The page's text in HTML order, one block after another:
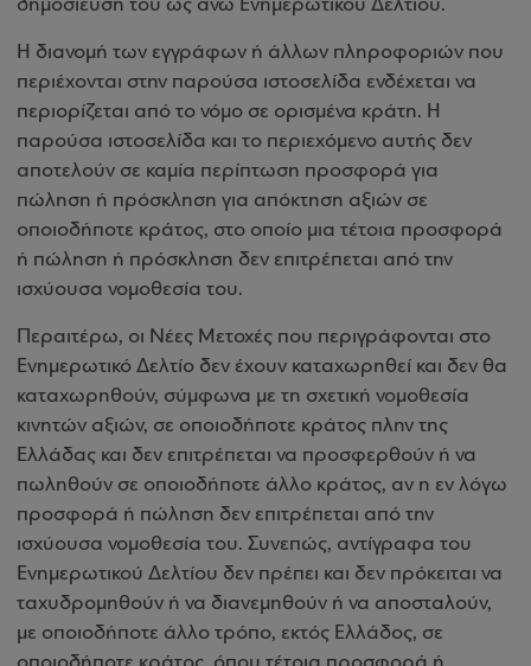
δημοσίευση του ως άνω Ενημερωτικού Δελτίου.
Η διανομή των εγγράφων ή άλλων πληροφοριών που
περιέχονται στην παρούσα ιστοσελίδα ενδέχεται να
περιορίζεται από το νόμο σε ορισμένα κράτη. Η
παρούσα ιστοσελίδα και το περιεχόμενο αυτής δεν
αποτελούν σε καμία περίπτωση προσφορά για
πώληση ή πρόσκληση για απόκτηση αξιών σε
οποιοδήποτε κράτος, στο οποίο μια τέτοια προσφορά
ή πώληση ή πρόσκληση δεν επιτρέπεται από την
ισχύουσα νομοθεσία του.
Περαιτέρω, οι Νέες Μετοχές που περιγράφονται στο
Ενημερωτικό Δελτίο δεν έχουν καταχωρηθεί και δεν θα
καταχωρηθούν, σύμφωνα µε τη σχετική νομοθεσία
κινητών αξιών, σε οποιοδήποτε κράτος πλην της
Ελλάδας και δεν επιτρέπεται να προσφερθούν ή να
πωληθούν σε οποιοδήποτε άλλο κράτος, αν η εν λόγω
προσφορά ή πώληση δεν επιτρέπεται από την
ισχύουσα νομοθεσία του. Συνεπώς, αντίγραφα του
Ενημερωτικού Δελτίου δεν πρέπει και δεν πρόκειται να
ταχυδρομηθούν ή να διανεμηθούν ή να αποσταλούν,
με οποιοδήποτε άλλο τρόπο, εκτός Ελλάδος, σε